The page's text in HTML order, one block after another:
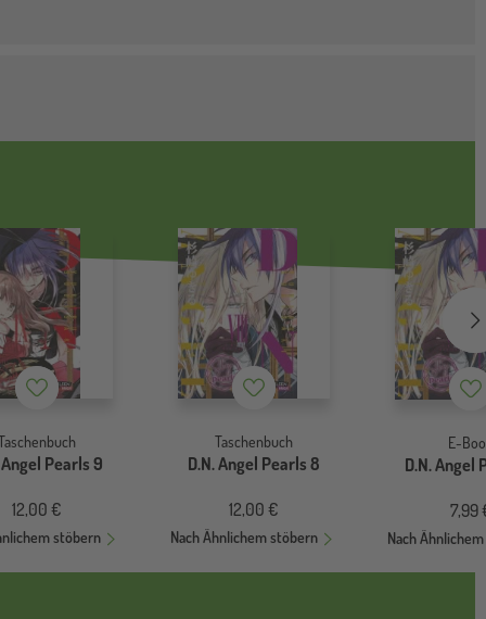
Merkzettel
Angel Pearls 9
12,00 €
stöbern
Merkzettel
Taschenbuch
D.N. Angel Pearls 8
12,00 €
Nach Ähnlichem stöbern
E-
D.N. Angel
7,99
Nach